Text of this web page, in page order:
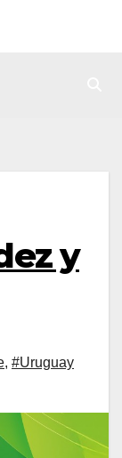
y
, #Uruguay